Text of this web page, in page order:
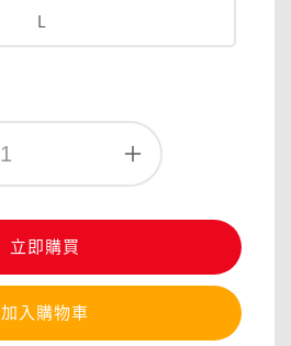
L
立即購買
加入購物車